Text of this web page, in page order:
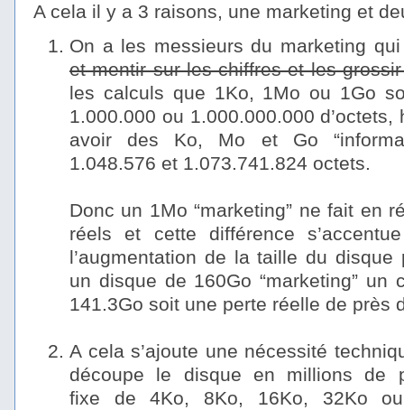
A cela il y a 3 raisons, une marketing et
On a les messieurs du marketing
et mentir sur les chiffres et les
les calculs que 1Ko, 1Mo ou 1Go
1.000.000 ou 1.000.000.000
avoir des Ko, Mo et Go
1.048.576 et 1.073.741.824 octets.
Donc un 1Mo “marketing” ne fait en
réels et cette différence
l’augmentation de la taille du
un disque de 160Go “marketing” un
141.3Go soit une perte réelle de près
A cela s’ajoute une nécessité
découpe le disque en millions de
fixe de 4Ko, 8Ko, 16Ko, 32Ko